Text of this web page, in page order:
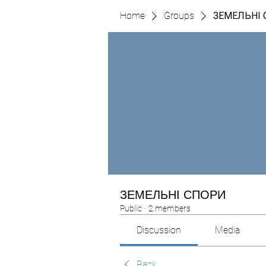
Home Groups ЗЕМЕЛЬНІ
ЗЕМЕЛЬНІ СПОРИ
Public · 2 members
Discussion Media